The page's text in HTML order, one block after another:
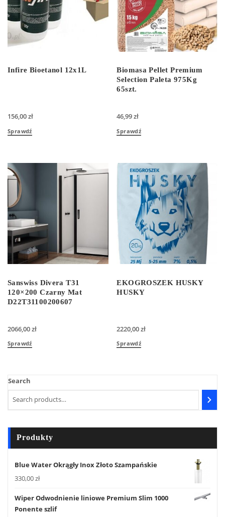
Infire Bioetanol 12x1L
156,00zł
Sprawdź
Biomasa Pellet Premium
Selection Paleta 975Kg
65szt.
46,99zł
Sprawdź
Sanswiss Divera T31
120×200 Czarny Mat
D22T31100200607
2066,00zł
Sprawdź
EKOGROSZEK HUSKY
HUSKY
2220,00zł
Sprawdź
Search
Produkty
Blue Water Okrągły Inox Złoto Szampańskie
330,00zł
Wiper Odwodnienie liniowe Premium Slim 1000
Ponente szlif